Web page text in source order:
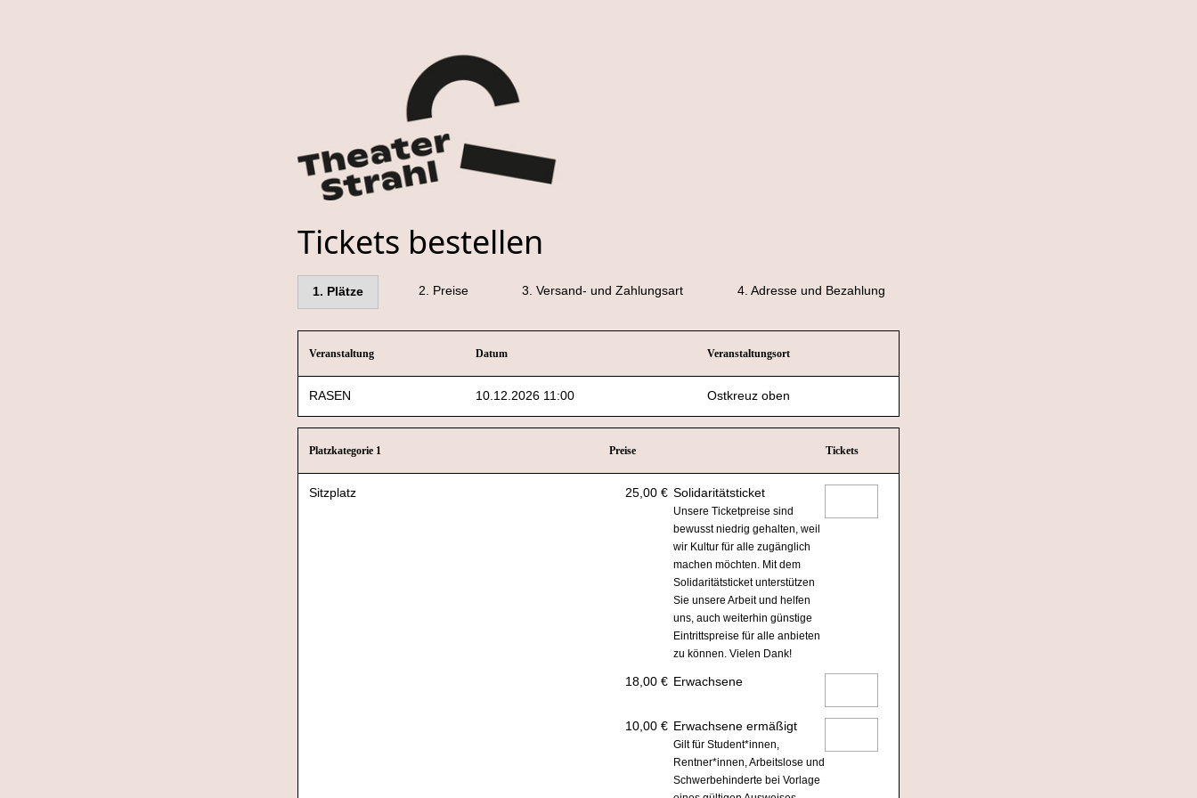
Tickets bestellen
1. Plätze 2. Preise 3. Versand- und Zahlungsart 4. Adresse und Bezahlung
Veranstaltung
RASEN
Datum
10.12.2026 11:00
Veranstaltungsort
Ostkreuz oben
Platzkategorie 1
Sitzplatz
Tickets
Preise
25,00 € Solidaritätsticket
Unsere Ticketpreise sind
bewusst niedrig gehalten, weil
wir Kultur für alle zugänglich
machen möchten. Mit dem
Solidaritätsticket unterstützen
Sie unsere Arbeit und helfen
uns, auch weiterhin günstige
Eintrittspreise für alle anbieten
zu können. Vielen Dank!
18,00 € Erwachsene
10,00 € Erwachsene ermäßigt
Gilt für Student*innen,
Rentner*innen, Arbeitslose und
Schwerbehinderte bei Vorlage